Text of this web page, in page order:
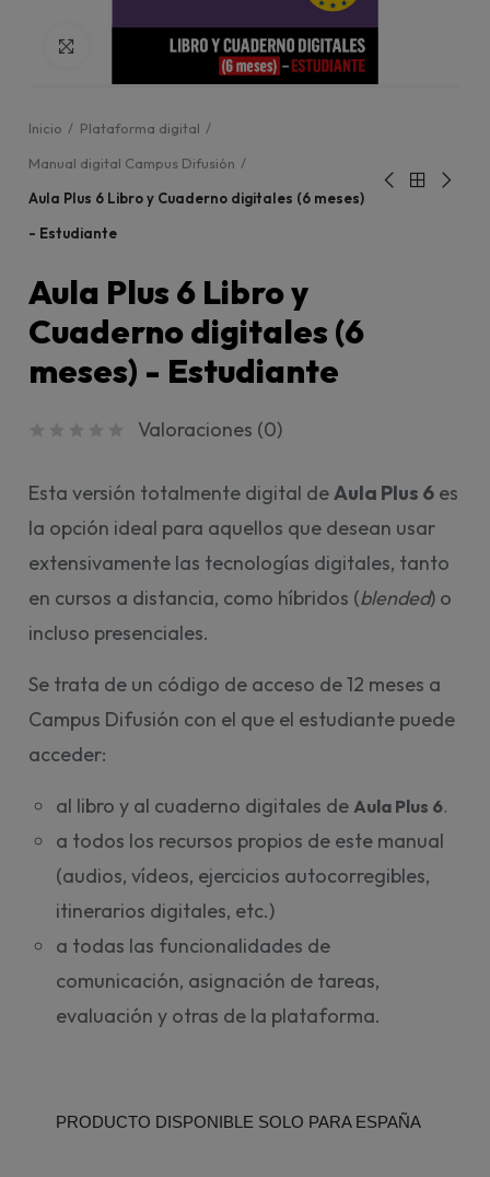
Click para agrandar
Inicio
Plataforma digital
Manual digital Campus Difusión
Aula Plus 6 Libro y Cuaderno digitales (6 meses)
- Estudiante
Aula Plus 6 Libro y
Cuaderno digitales (6
meses) - Estudiante
Valoraciones (0)
Esta versión totalmente digital deAula Plus 6 es
la opción ideal para aquellos que desean usar
extensivamente las tecnologías digitales, tanto
en cursos a distancia, como híbridos (blended) o
incluso presenciales.
Se trata de un código de acceso de 12 meses a
Campus Difusión con el que el estudiante puede
acceder:
al libro y al cuaderno digitales de Aula Plus 6.
a todos los recursos propios de este manual
(audios, vídeos, ejercicios autocorregibles,
itinerarios digitales, etc.)
a todas las funcionalidades de
comunicación, asignación de tareas,
evaluación y otras de la plataforma.
PRODUCTO DISPONIBLE SOLO PARA ESPAÑA